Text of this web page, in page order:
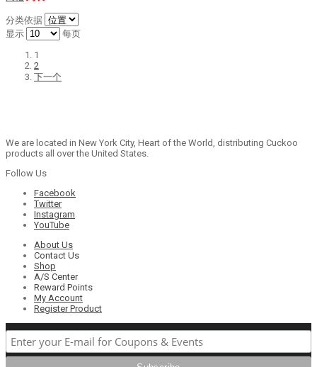
分类依据
显示
每页
1
2
下一个
We are located in New York City, Heart of the World, distributing Cuckoo
products all over the United States.
Follow Us
Facebook
Twitter
Instagram
YouTube
About Us
Contact Us
Shop
A/S Center
Reward Points
My Account
Register Product